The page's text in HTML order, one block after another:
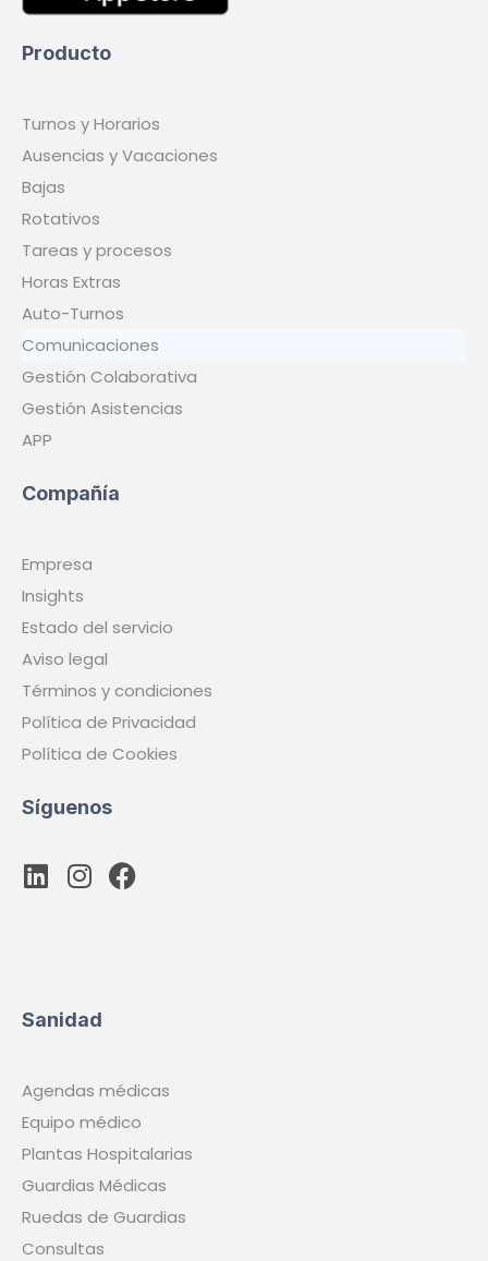
Producto
Turnos y Horarios
Ausencias y Vacaciones
Bajas
Rotativos
Tareas y procesos
Horas Extras
Auto-Turnos
Comunicaciones
Gestión Colaborativa
Gestión Asistencias
APP
Compañía
Empresa
Insights
Estado del servicio
Aviso legal
Términos y condiciones
Política de Privacidad
Política de Cookies
Síguenos
Sanidad
Agendas médicas
Equipo médico
Plantas Hospitalarias
Guardias Médicas
Ruedas de Guardias
Consultas